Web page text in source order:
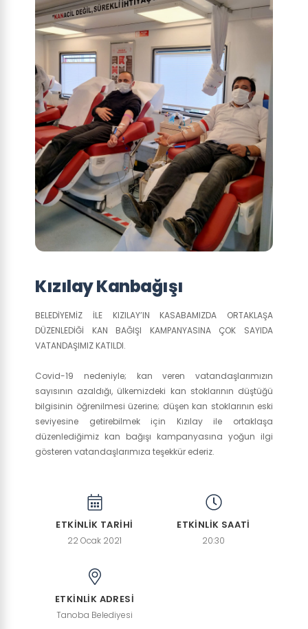
Kızılay Kanbağışı
BELEDİYEMİZ İLE KIZILAY’IN KASABAMIZDA ORTAKLAŞA
DÜZENLEDİĞİ KAN BAĞIŞI KAMPANYASINA ÇOK SAYIDA
VATANDAŞIMIZ KATILDI.
Covid-19 nedeniyle; kan veren vatandaşlarımızın
sayısının azaldığı, ülkemizdeki kan stoklarının düştüğü
bilgisinin öğrenilmesi üzerine; düşen kan stoklarının eski
seviyesine getirebilmek için Kızılay ile ortaklaşa
düzenlediğimiz kan bağışı kampanyasına yoğun ilgi
gösteren vatandaşlarımıza teşekkür ederiz.
ETKİNLİK TARİHİ
22 Ocak 2021
ETKİNLİK SAATİ
20:30
ETKİNLİK ADRESİ
Tanoba Belediyesi